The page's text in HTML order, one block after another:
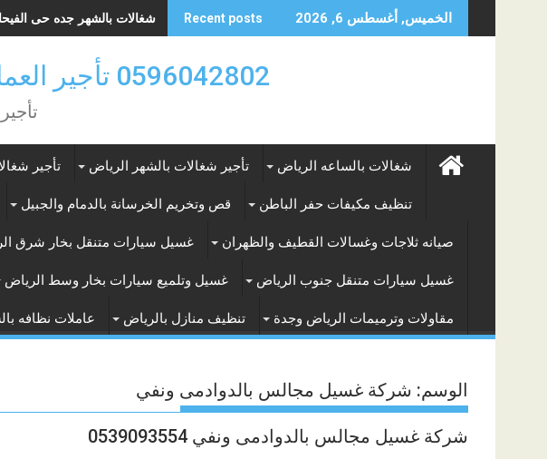
to
الخميس, أغسطس 6, 2026 Recent posts شغالات بالشهر جده حى الفيحاء
0596042802 تأجير العماله المنزليه بالساعه والشهر بالرياض
شغالات بالساعه الرياض تأجير شغالات بالشهر الرياض تأجير
تنظيف مكيفات حفر الباطن قص وتخريم الخرسانة بالدمام والجبيل
صيانه ثلاجات وغسالات القطيف والظهران غسيل سيارات متنقل بخار شرق
غسيل سيارات متنقل جنوب الرياض غسيل وتلميع سيارات بخار وسط الرياض
مقاولات وترميمات الرياض وجدة تنظيف منازل بالرياض عاملات نظافه
الوسم: شركة غسيل مجالس بالدوادمى ونفي
شركة غسيل مجالس بالدوادمى ونفي 0539093554